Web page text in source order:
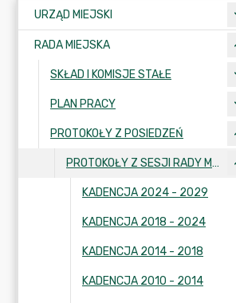
URZĄD MIEJSKI
RADA MIEJSKA
SKŁAD I KOMISJE STAŁE
PLAN PRACY
PROTOKOŁY Z POSIEDZEŃ
PROTOKOŁY Z SESJI RADY MIEJSKIEJ
KADENCJA 2024 - 2029
KADENCJA 2018 - 2024
KADENCJA 2014 - 2018
KADENCJA 2010 - 2014